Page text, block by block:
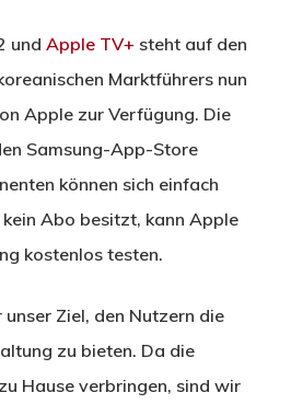
und Apple TV+ steht auf den
Marktführers nun
Apple zur Verfügung. Die
Samsung-App-Store
können sich einfach
Abo besitzt, kann Apple
kostenlos testen.
unser Ziel, den Nutzern die
zu bieten. Da die
Hause verbringen, sind wir